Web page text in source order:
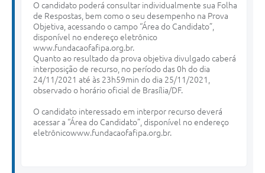
O candidato poderá consultar individualmente sua Folha
de Respostas, bem como o seu desempenho na Prova
Objetiva, acessando o campo “Área do Candidato”,
disponível no endereço eletrônico
www.fundacaofafipa.org.br.
Quanto ao resultado da prova objetiva divulgado caberá
interposição de recurso, no período das 0h do dia
24/11/2021 até às 23h59min do dia 25/11/2021,
observado o horário oficial de Brasília/DF.
O candidato interessado em interpor recurso deverá
acessar a “Área do Candidato”, disponível no endereço
eletrônicowww.fundacaofafipa.org.br.